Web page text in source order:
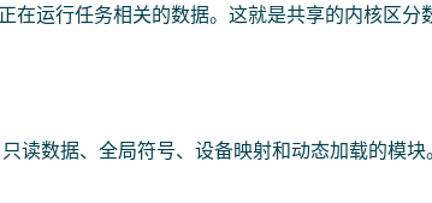
在运行任务相关的数据。这就是共享的内核区分
读数据、全局符号、设备映射和动态加载的模